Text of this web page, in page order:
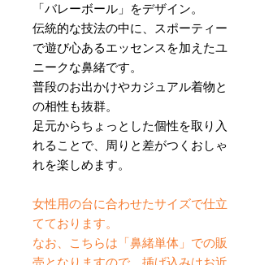
「バレーボール」をデザイン。
伝統的な技法の中に、スポーティー
で遊び心あるエッセンスを加えたユ
ニークな鼻緒です。
普段のお出かけやカジュアル着物と
の相性も抜群。
足元からちょっとした個性を取り入
れることで、周りと差がつくおしゃ
れを楽しめます。
女性用の台に合わせたサイズで仕立
てております。
なお、こちらは「鼻緒単体」での販
売となりますので、挿げ込みはお近